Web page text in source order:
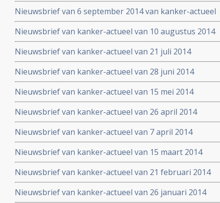
Nieuwsbrief van 6 september 2014 van kanker-actueel
Nieuwsbrief van kanker-actueel van 10 augustus 2014
Nieuwsbrief van kanker-actueel van 21 juli 2014
Nieuwsbrief van kanker-actueel van 28 juni 2014
Nieuwsbrief van kanker-actueel van 15 mei 2014
Nieuwsbrief van kanker-actueel van 26 april 2014
Nieuwsbrief van kanker-actueel van 7 april 2014
Nieuwsbrief van kanker-actueel van 15 maart 2014
Nieuwsbrief van kanker-actueel van 21 februari 2014
Nieuwsbrief van kanker-actueel van 26 januari 2014